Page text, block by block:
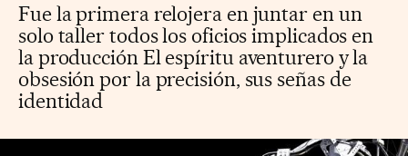
Fue la primera relojera en juntar en un
solo taller todos los oficios implicados en
la producción El espíritu aventurero y la
obsesión por la precisión, sus señas de
identidad